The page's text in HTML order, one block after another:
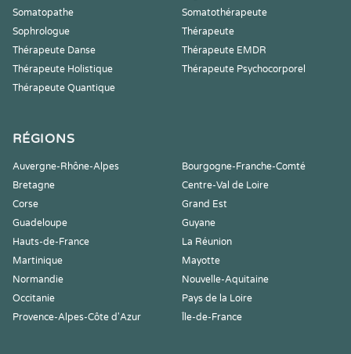
Somatopathe
Somatothérapeute
Sophrologue
Thérapeute
Thérapeute Danse
Thérapeute EMDR
Thérapeute Holistique
Thérapeute Psychocorporel
Thérapeute Quantique
RÉGIONS
Auvergne-Rhône-Alpes
Bourgogne-Franche-Comté
Bretagne
Centre-Val de Loire
Corse
Grand Est
Guadeloupe
Guyane
Hauts-de-France
La Réunion
Martinique
Mayotte
Normandie
Nouvelle-Aquitaine
Occitanie
Pays de la Loire
Provence-Alpes-Côte d'Azur
Île-de-France